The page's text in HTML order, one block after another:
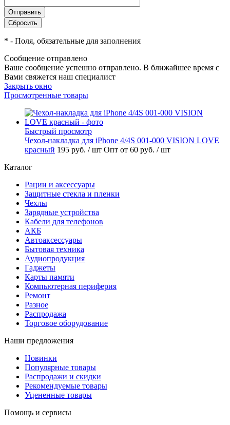
* - Поля, обязательные для заполнения
Сообщение отправлено
Ваше сообщение успешно отправлено. В ближайшее время с
Вами свяжется наш специалист
Закрыть окно
Просмотренные товары
Быстрый просмотр
Чехол-накладка для iPhone 4/4S 001-000 VISION LOVE
красный 195 руб. / шт Опт от 60 руб. / шт
Каталог
Рации и аксессуары
Защитные стекла и пленки
Чехлы
Зарядные устройства
Кабели для телефонов
АКБ
Автоаксессуары
Бытовая техника
Аудиопродукция
Гаджеты
Карты памяти
Компьютерная периферия
Ремонт
Разное
Распродажа
Торговое оборудование
Наши предложения
Новинки
Популярные товары
Распродажи и скидки
Рекомендуемые товары
Уцененные товары
Помощь и сервисы